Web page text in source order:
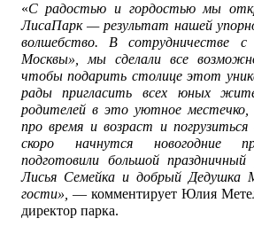
«С радостью и гордостью мы
ЛисаПарк — результат нашей
волшебство. В сотрудничестве с
Москвы», мы сделали все
чтобы подарить столице этот
рады пригласить всех юных
родителей в это уютное
про время и возраст и
скоро начнутся новогодние
подготовили большой
Лисья Семейка и добрый Дедушка
гости», — комментирует Юлия
директор парка.